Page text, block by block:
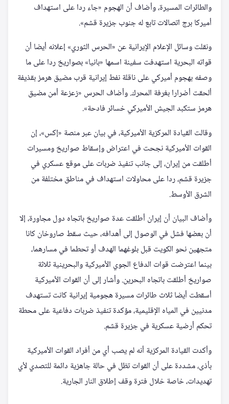
والطائرات المسيرة، وأضاف أن الهجوم «جاء ردا على استهداف
أميركا برج اتصالات تابع له جنوب جزيرة قشم».
ونقلت وسائل الإعلام الإيرانية عن «الحرس الثوري» إعلانه أيضا أن
قواته البحرية استهدفت سفينة اسمها «بانيا» بصواريخ ردا على ما
وصفه بهجوم أميركي على ناقلة نفط إيرانية قرب مضيق هرمز بقذيفة
ألحقت أضرارا بغرفة المحرك. وأضاف الحرس «زعزعة أمن مضيق
هرمز ستكبد الجيش الأميركي خسائر فادحة».
وقالت القيادة المركزية الأميركية، في بيان عبر منصة «إكس»، إن
القوات الأميركية نجحت في اعتراض وإسقاط صواريخ ومسيرات
أطلقت من إيران، إلى جانب تنفيذ ضربات على موقع عسكري في
جزيرة قشم، ردا على محاولات استهداف في مناطق مختلفة من
الشرق الأوسط.
وأضاف البيان أن إيران أطلقت عدة صواريخ باتجاه دول مجاورة، إلا
أن بعضها فشل في الوصول إلى أهدافه، حيث سقط صاروخان كانا
متجهين نحو الكويت قبل بلوغهما الهدف أو تحطما في مسارهما،
بينما اعترضت قوات الدفاع الجوي الأميركية والبحرينية ثلاثة
صواريخ أطلقت باتجاه البحرين. وأشار إلى أن القوات الأميركية
أسقطت أيضا ثلاث طائرات مسيرة هجومية إيرانية كانت تستهدف
مدنيين في المياه الإقليمية، مؤكدة تنفيذ ضربات دفاعية على محطة
تحكم أرضية عسكرية في جزيرة قشم.
وأكدت القيادة المركزية أنه لم يصب أي من أفراد القوات الأميركية
بأذى، مشددة على أن القوات تظل في حالة جاهزية دائمة للتصدي لأي
تهديدات، خاصة خلال فترة وقف إطلاق النار الجارية.